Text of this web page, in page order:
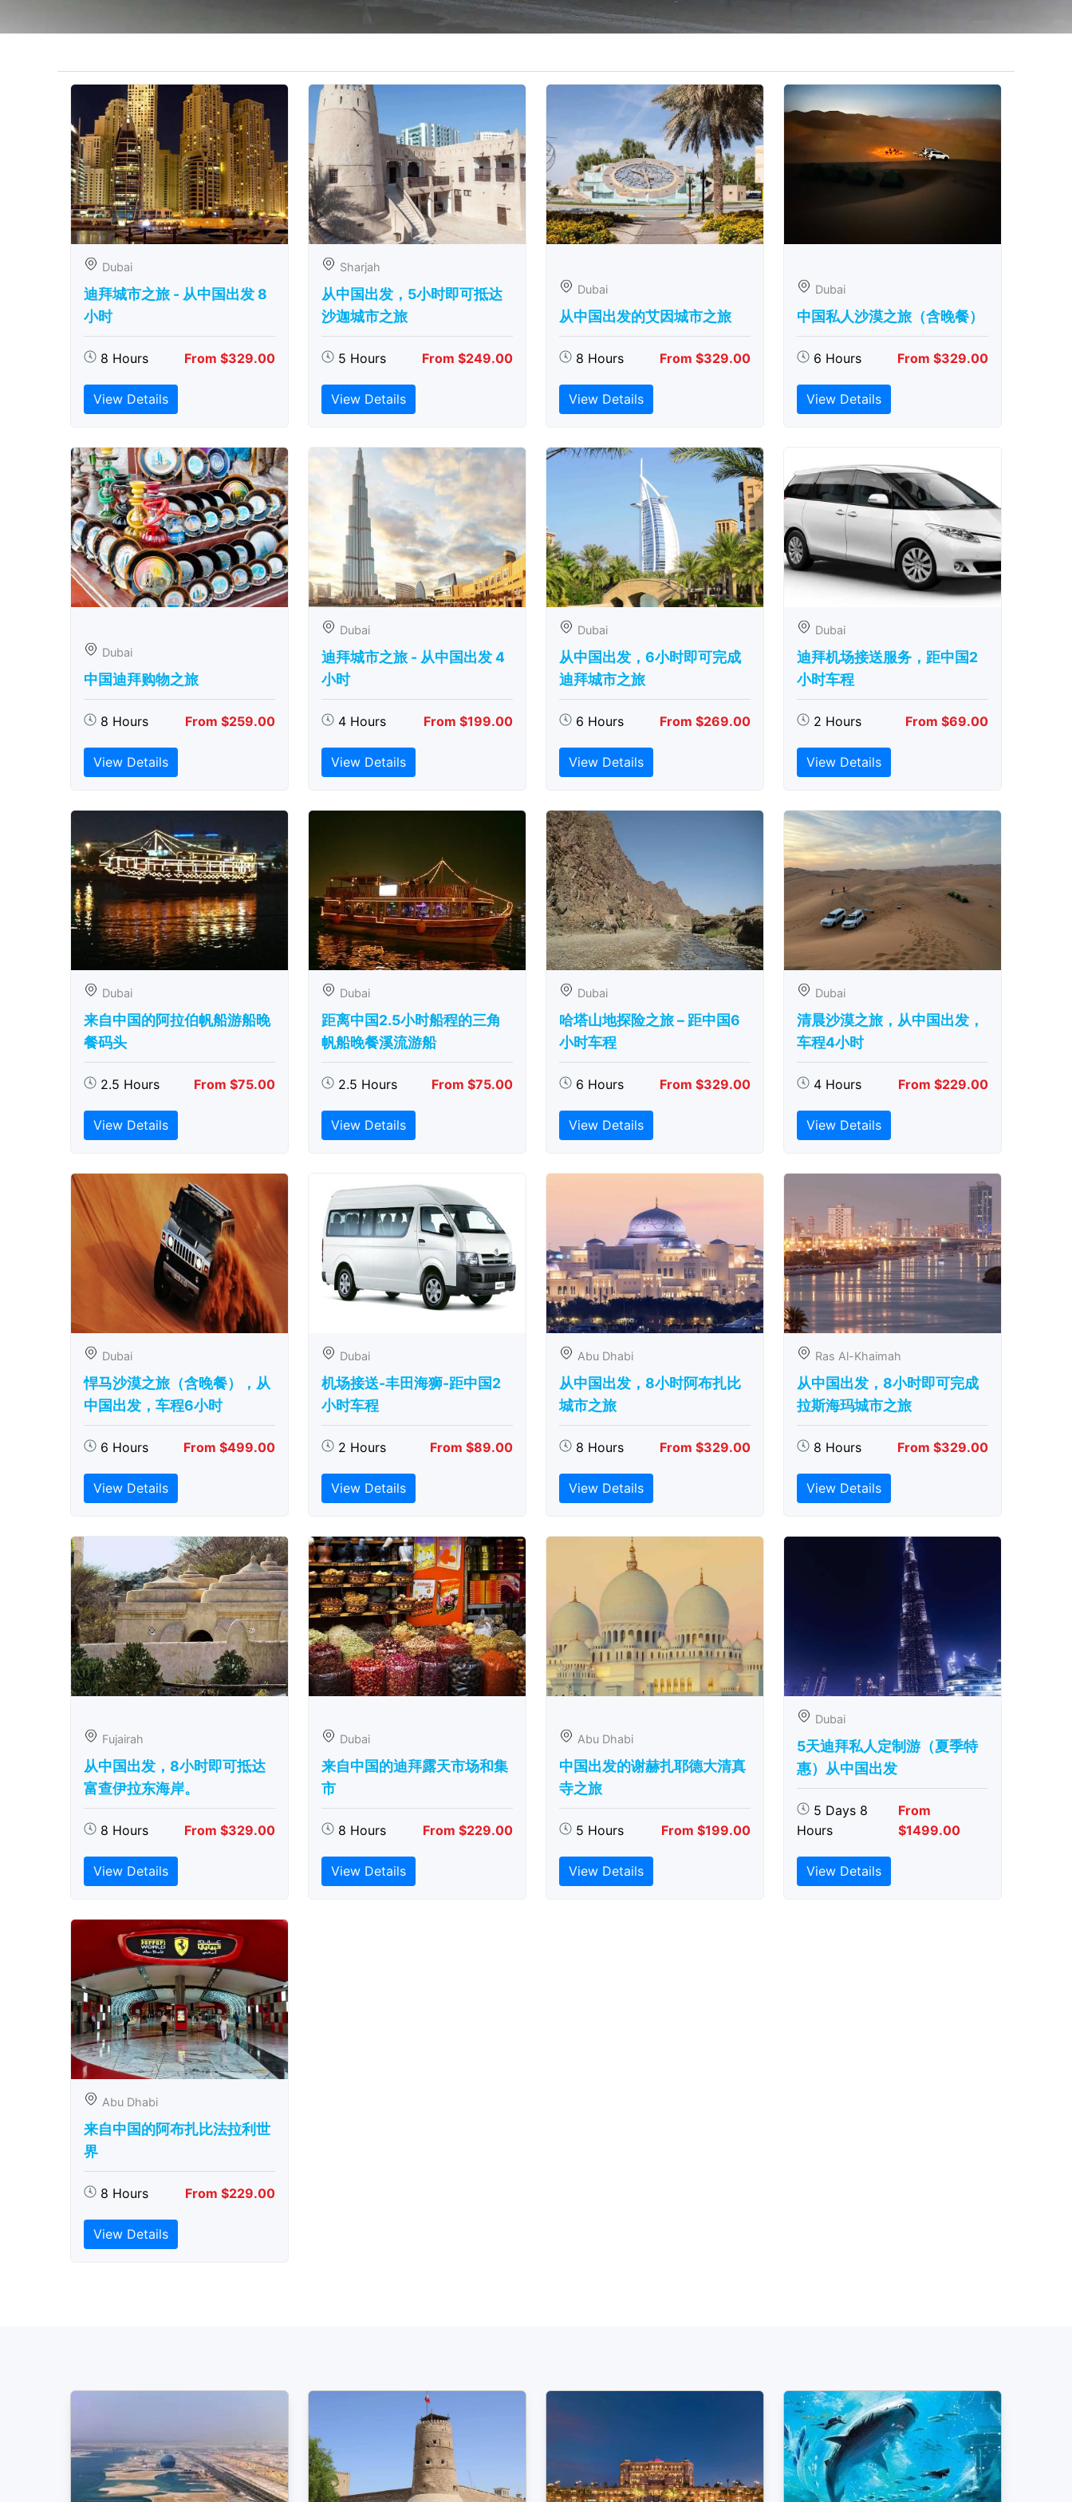
Dubai
迪拜城市之旅 - 从中​​国出发 8
小时
8 Hours From $329.00
View Details
Sharjah
从中国出发，5小时即可抵达
沙迦城市之旅
5 Hours From $249.00
View Details
Dubai
从中国出发的艾因城市之旅
8 Hours From $329.00
View Details
Dubai
中国私人沙漠之旅（含晚餐）
6 Hours From $329.00
View Details
Dubai
中国迪拜购物之旅
8 Hours From $259.00
View Details
Dubai
迪拜城市之旅 - 从中​​国出发 4
小时
4 Hours From $199.00
View Details
Dubai
从中国出发，6小时即可完成
迪拜城市之旅
6 Hours From $269.00
View Details
Dubai
迪拜机场接送服务，距中国2
小时车程
2 Hours From $69.00
View Details
Dubai
来自中国的阿拉伯帆船游船晚
餐码头
2.5 Hours From $75.00
View Details
Dubai
距离中国2.5小时船程的三角
帆船晚餐溪流游船
2.5 Hours From $75.00
View Details
Dubai
哈塔山地探险之旅 – 距中国6
小时车程
6 Hours From $329.00
View Details
Dubai
清晨沙漠之旅，从中国出发，
车程4小时
4 Hours From $229.00
View Details
Dubai
悍马沙漠之旅（含晚餐），从
中国出发，车程6小时
6 Hours From $499.00
View Details
Dubai
机场接送-丰田海狮-距中国2
小时车程
2 Hours From $89.00
View Details
Abu Dhabi
从中国出发，8小时阿布扎比
城市之旅
8 Hours From $329.00
View Details
Ras Al-Khaimah
从中国出发，8小时即可完成
拉斯海玛城市之旅
8 Hours From $329.00
View Details
Fujairah
从中国出发，8小时即可抵达
富查伊拉东海岸。
8 Hours From $329.00
View Details
Dubai
来自中国的迪拜露天市场和集
市
8 Hours From $229.00
View Details
Abu Dhabi
中国出发的谢赫扎耶德大清真
寺之旅
5 Hours From $199.00
View Details
Dubai
5天迪拜私人定制游（夏季特
惠）从中国出发
5 Days 8
Hours
From
$1499.00
View Details
Abu Dhabi
来自中国的阿布扎比​​法拉利世
界
8 Hours From $229.00
View Details